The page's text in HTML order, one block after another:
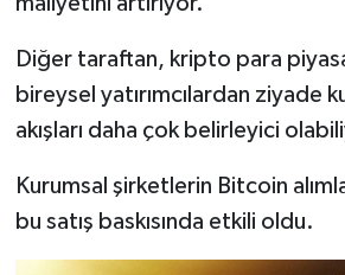
Diğer taraftan, kripto para
bireysel yatırımcılardan ziyade
akışları daha çok belirleyici
Kurumsal şirketlerin Bitcoin
bu satış baskısında etkili oldu.